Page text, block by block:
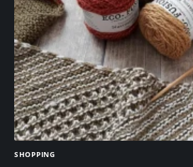
SHOPPING